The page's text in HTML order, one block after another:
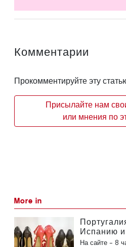
Комментарии
Прокомментируйте эту
Присылайте нам
или мнения по
More in
Испанию
величине
На сайте - 8